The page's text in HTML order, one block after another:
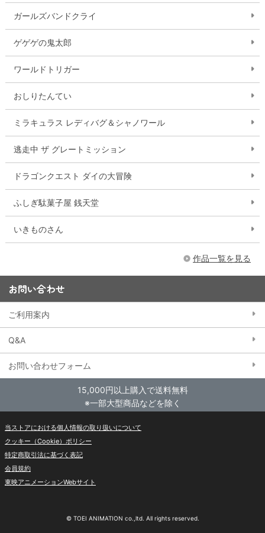
ガールズバンドクライ
ゲゲゲの鬼太郎
ワールドトリガー
おしりたんてい
ミラキュラス レディバグ＆シャノワール
逃走中 ザ グレートミッション
ドラゴンクエスト ダイの大冒険
ふしぎ駄菓子屋 銭天堂
いきものさん
作品一覧を見る
お問い合わせ
ご利用案内
Q&A
お問い合わせフォーム
15,000円以上購入で送料無料
※一部大型商品などを除く
当ストアにおける個人情報の取り扱いについて
クッキー（Cookie）ポリシー
特定商取引法に基づく表記
会員規約
東映アニメーションWebサイト
© TOEI ANIMATION co.,ltd. All rights reserved.